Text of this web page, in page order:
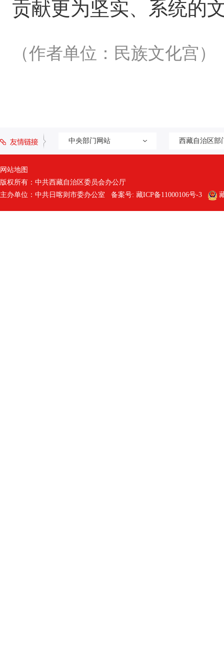
贡献更为坚实、系统的
（作者单位：民族文化宫）
中央部门网站 西藏自治区部
网站地图
版权所有：中共西藏自治区委员会办公厅
主办单位：中共日喀则市委办公室 备案号: 藏ICP备11000106号-3